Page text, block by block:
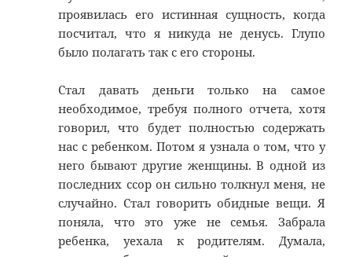
проявилась его истинная сущность, когда
посчитал, что я никуда не денусь. Глупо
было полагать так с его стороны.
Стал давать деньги только на самое
необходимое, требуя полного отчета, хотя
говорил, что будет полностью содержать
нас с ребенком. Потом я узнала о том, что у
него бывают другие женщины. В одной из
последних ссор он сильно толкнул меня, не
случайно. Стал говорить обидные вещи. Я
поняла, что это уже не семья. Забрала
ребенка, уехала к родителям. Думала,